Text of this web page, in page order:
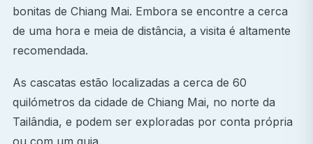
bonitas de Chiang Mai. Embora se encontre a cerca
de uma hora e meia de distância, a visita é altamente
recomendada.
As cascatas estão localizadas a cerca de 60
quilómetros da cidade de Chiang Mai, no norte da
Tailândia, e podem ser exploradas por conta própria
ou com um guia.